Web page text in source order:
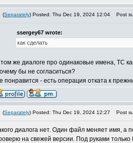
(Separately) Posted: Thu Dec 19, 2024 12:04 Post
ssergey67 wrote:
как сделать
же диалоге про одинаковые имена, TC
бы не согласиться?
понравится - есть операция отката к
(Separately) Posted: Thu Dec 19, 2024 12:27 Post
диалога нет. Один файл меняет имя,
на свежей версии. Под руками только